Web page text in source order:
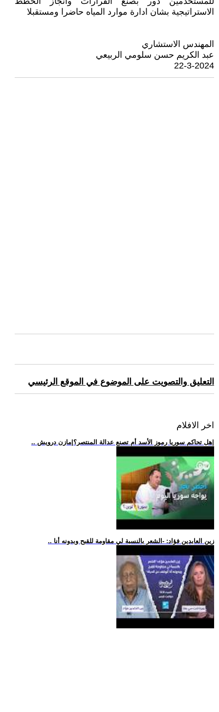
الاستراتيجية بشان ادارة موارد المياه حاضرا ومستقبلا
المهندس الاستشاري
عبد الكريم حسن سلومي الربيعي
22-3-2024
التعليق والتصويت على الموضوع في الموقع الرئيسي
اخر الافلام
.. زين العابدين فؤاد: -الشعر بالنسبة لي مقاومة للقبح وبدونه أنا